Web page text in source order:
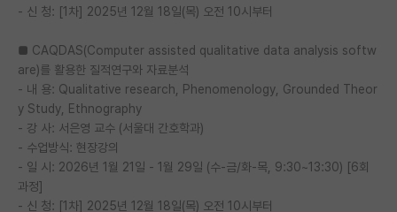
- 신 청: [1차] 2025년 12월 18일(목) 오전 10시부터
■ CAQDAS(Computer assisted qualitative data analysis softw
are)를 활용한 질적연구와 자료분석
- 내 용: Qualitative research, Phenomenology, Grounded Theor
y Study, Ethnography
- 강 사: 서은영 교수 (서울대 간호학과)
- 수업방식: 현장강의
- 일 시: 2026년 1월 21일 - 1월 29일 (수-금/화-목, 9:30~13:30) [6회
과정]
- 신 청: [1차] 2025년 12월 18일(목) 오전 10시부터